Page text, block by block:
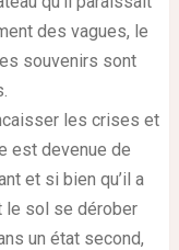
des vagues, le
souvenirs sont
les crises et
est devenue de
et si bien qu’il a
le sol se dérober
un état second,